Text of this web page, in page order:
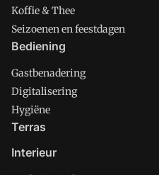
Koffie & Thee
Seizoenen en feestdagen
Bediening
Gastbenadering
Digitalisering
Hygiëne
Terras
Interieur